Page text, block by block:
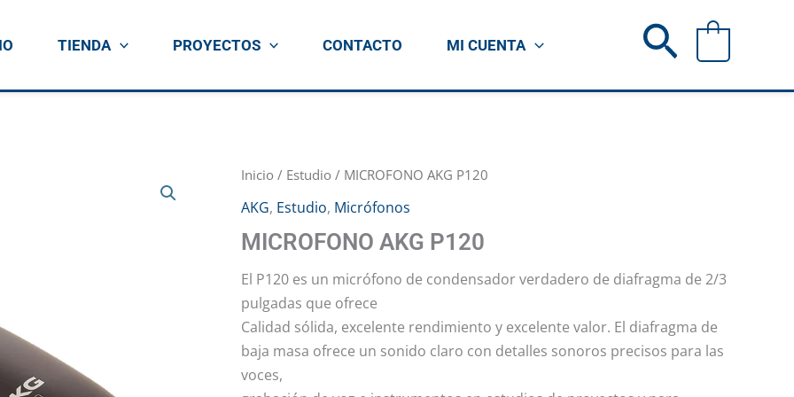
TIENDA PROYECTOS CONTACTO MI CUENTA Buscar
Inicio / Estudio / MICROFONO AKG P120
AKG, Estudio, Micrófonos
MICROFONO AKG P120
El P120 es un micrófono de condensador verdadero de diafragma de 2/3
pulgadas que ofrece
Calidad sólida, excelente rendimiento y excelente valor. El diafragma de
baja masa ofrece un sonido claro con detalles sonoros precisos para las
voces,